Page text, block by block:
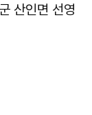
산인면 선영